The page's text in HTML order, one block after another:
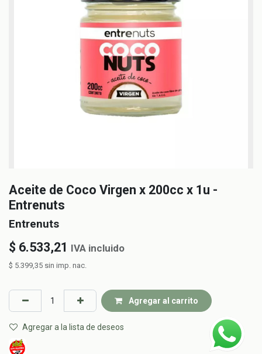
Aceite de Coco Virgen x 200cc x 1u -
Entrenuts
Entrenuts
$ 6.533,21 IVA incluido
$ 5.399,35 sin imp. nac.
Agregar al carrito
Agregar a la lista de deseos